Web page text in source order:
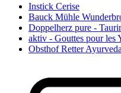
Instick Cerise
Bauck Mühle
Doppelherz pure -
aktiv - Gouttes pour les
Obsthof Retter